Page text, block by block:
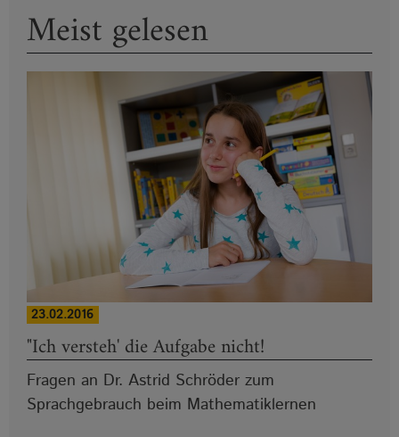
Meist gelesen
23.02.2016
"Ich versteh' die Aufgabe nicht!
Fragen an Dr. Astrid Schröder zum
Sprachgebrauch beim Mathematiklernen